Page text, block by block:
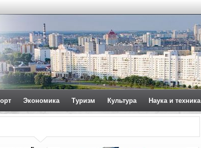
Экономика Туризм Культура Наука и техника